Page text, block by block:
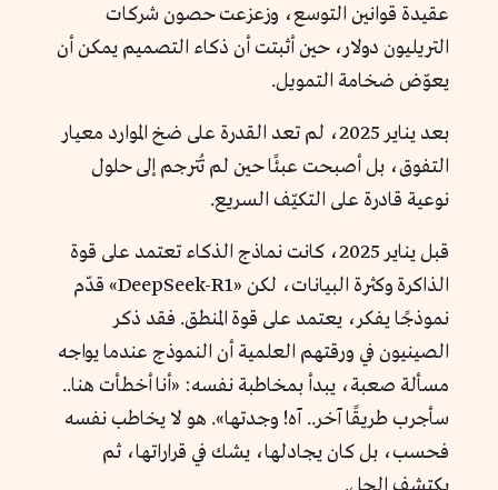
عقيدة قوانين التوسع، وزعزعت حصون شركات
التريليون دولار، حين أثبتت أن ذكاء التصميم يمكن أن
يعوّض ضخامة التمويل.
بعد يناير 2025، لم تعد القدرة على ضخ الموارد معيار
التفوق، بل أصبحت عبئًا حين لم تُترجم إلى حلول
نوعية قادرة على التكيّف السريع.
قبل يناير 2025، كانت نماذج الذكاء تعتمد على قوة
الذاكرة وكثرة البيانات، لكن «DeepSeek-R1» قدّم
نموذجًا يفكر، يعتمد على قوة المنطق. فقد ذكر
الصينيون في ورقتهم العلمية أن النموذج عندما يواجه
مسألة صعبة، يبدأ بمخاطبة نفسه: «أنا أخطأت هنا..
سأجرب طريقًا آخر.. آه! وجدتها». هو لا يخاطب نفسه
فحسب، بل كان يجادلها، يشك في قراراتها، ثم